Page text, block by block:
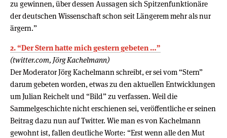
zu gewinnen, über dessen Aussagen sich Spitzenfunktionäre
der deutschen Wissenschaft schon seit Längerem mehr als nur
ärgern.”
2. “Der Stern hatte mich gestern gebeten …”
(twitter.com, Jörg Kachelmann)
Der Moderator Jörg Kachelmann schreibt, er sei vom “Stern”
darum gebeten worden, etwas zu den aktuellen Entwicklungen
um Julian Reichelt und “Bild” zu verfassen. Weil die
Sammelgeschichte nicht erschienen sei, veröffentliche er seinen
Beitrag dazu nun auf Twitter. Wie man es von Kachelmann
gewohnt ist, fallen deutliche Worte: “Erst wenn alle den Mut